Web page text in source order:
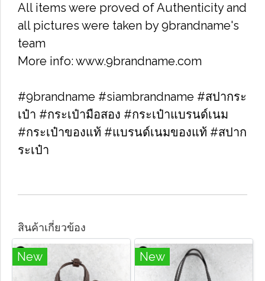
All items were proved of Authenticity and
all pictures were taken by 9brandname's
team
More info: www.9brandname.com
#9brandname #siambrandname #สปากระ
เป๋า #กระเป๋ามือสอง #กระเป๋าแบรนด์เนม
#กระเป๋าของแท้ #แบรนด์เนมของแท้ #สปาก
ระเป๋า
สินค้าเกี่ยวข้อง
New New